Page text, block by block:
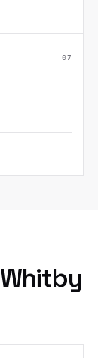
07
Whitby